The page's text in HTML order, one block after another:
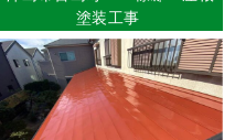
塗装工事